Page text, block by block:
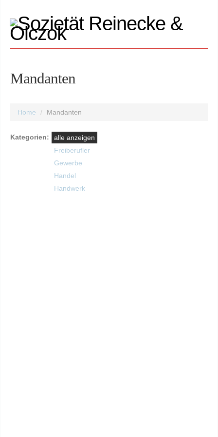
Mandanten
Home Mandanten
Kategorien:
alle anzeigen
Freiberufler
Gewerbe
Handel
Handwerk